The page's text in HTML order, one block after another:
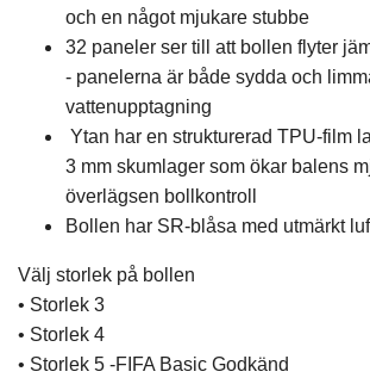
och en något mjukare stubbe
32 paneler ser till att bollen flyter
- panelerna är både sydda och
vattenupptagning
Ytan har en strukturerad TPU-film
3 mm skumlager som ökar balens
överlägsen bollkontroll
Bollen har SR-blåsa med utmärkt
Välj storlek på bollen
• Storlek 3
• Storlek 4
• Storlek 5 -FIFA Basic Godkänd